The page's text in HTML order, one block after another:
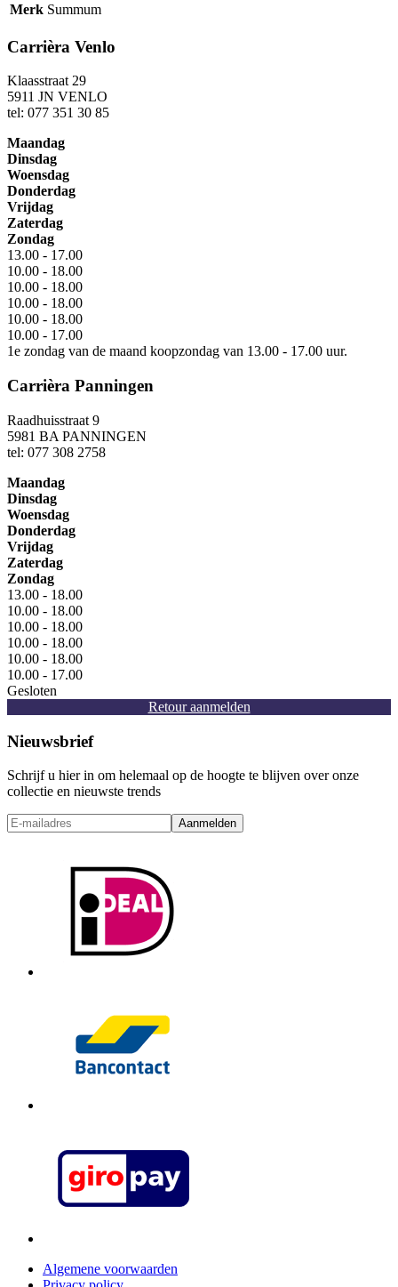
Merk Summum
Carrièra Venlo
Klaasstraat 29
5911 JN VENLO
tel: 077 351 30 85
Maandag
Dinsdag
Woensdag
Donderdag
Vrijdag
Zaterdag
Zondag
13.00 - 17.00
10.00 - 18.00
10.00 - 18.00
10.00 - 18.00
10.00 - 18.00
10.00 - 17.00
1e zondag van de maand koopzondag van 13.00 - 17.00 uur.
Carrièra Panningen
Raadhuisstraat 9
5981 BA PANNINGEN
tel: 077 308 2758
Maandag
Dinsdag
Woensdag
Donderdag
Vrijdag
Zaterdag
Zondag
13.00 - 18.00
10.00 - 18.00
10.00 - 18.00
10.00 - 18.00
10.00 - 18.00
10.00 - 17.00
Gesloten
Retour aanmelden
Nieuwsbrief
Schrijf u hier in om helemaal op de hoogte te blijven over onze
collectie en nieuwste trends
Aanmelden
Algemene voorwaarden